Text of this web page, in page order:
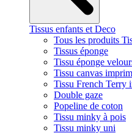
Tissus enfants et Deco
Tous les produits
Tissus éponge
Tissu éponge
Tissu canvas
Tissu French Terry
Double gaze
Popeline de coton
Tissu minky à pois
Tissu minky uni